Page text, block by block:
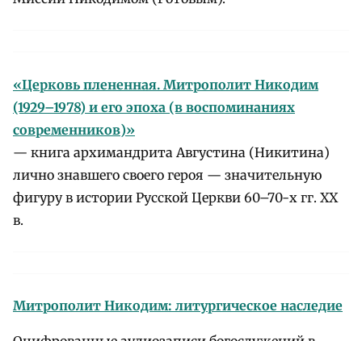
«Церковь плененная. Митрополит Никодим
(1929–1978) и его эпоха (в воспоминаниях
современников)»
— книга архимандрита Августина (Никитина)
лично знавшего своего героя — значительную
фигуру в истории Русской Церкви 60–70-х гг. XX
в.
Митрополит Никодим: литургическое наследие